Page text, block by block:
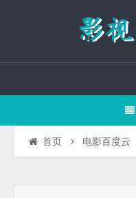
首页 电影百度云